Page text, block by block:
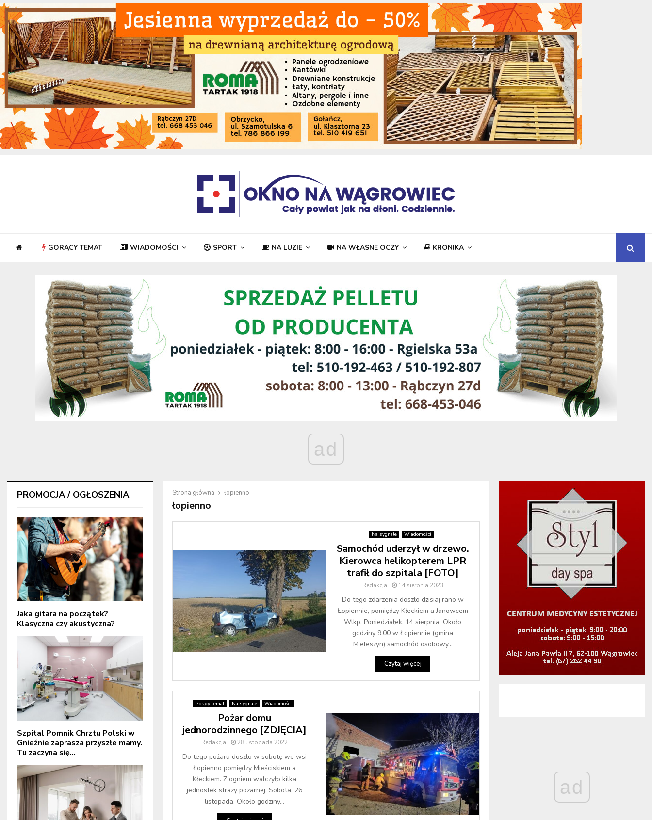
GORĄCY TEMAT WIADOMOŚCI SPORT NA LUZIE NA WŁASNE OCZY KRONIKA
ad
Strona główna łopienno
łopienno
Na sygnale Wiadomości
Samochód uderzył w drzewo.
Kierowca helikopterem LPR
trafił do szpitala [FOTO]
Redakcja 14 sierpnia 2023
Do tego zdarzenia doszło dzisiaj rano w
Łopiennie, pomiędzy Kłeckiem a Janowcem
Wlkp. Poniedziałek, 14 sierpnia. Około
godziny 9.00 w Łopiennie (gmina
Mieleszyn) samochód osobowy...
Czytaj więcej
Gorący temat Na sygnale Wiadomości
Pożar domu
jednorodzinnego [ZDJĘCIA]
Redakcja 28 listopada 2022
Do tego pożaru doszło w sobotę we wsi
Łopienno pomiędzy Mieściskiem a
Kłeckiem. Z ogniem walczyło kilka
jednostek straży pożarnej. Sobota, 26
listopada. Około godziny...
PROMOCJA / OGŁOSZENIA
Jaka gitara na początek?
Klasyczna czy akustyczna?
Szpital Pomnik Chrztu Polski w
Gnieźnie zaprasza przyszłe mamy.
Tu zaczyna się...
ad